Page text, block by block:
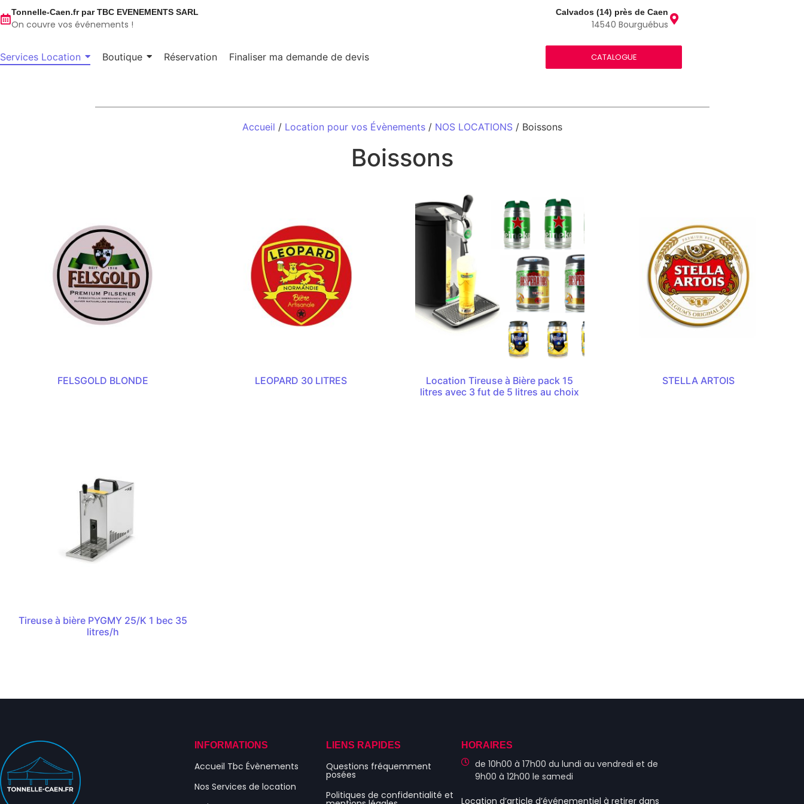
Tonnelle-Caen.fr par TBC EVENEMENTS SARL
On couvre vos événements !
Calvados (14) près de Caen
14540 Bourguébus
Services Location Boutique Réservation Finaliser ma demande de devis CATALOGUE
Accueil / Location pour vos Évènements/ NOS LOCATIONS/ Boissons
Boissons
FELSGOLD BLONDE LEOPARD 30 LITRES
Location Tireuse à Bière pack 15
litres avec 3 fut de 5 litres au choix
STELLA ARTOIS
Tireuse à bière PYGMY 25/K 1 bec 35
litres/h
INFORMATIONS
Accueil Tbc Évènements
Nos Services de location
LIENS RAPIDES
Questions fréquemment
posées
Politiques de confidentialité et
HORAIRES
de 10h00 à 17h00 du lundi au vendredi et de
9h00 à 12h00 le samedi
Location d’article d’événementiel à retirer dans